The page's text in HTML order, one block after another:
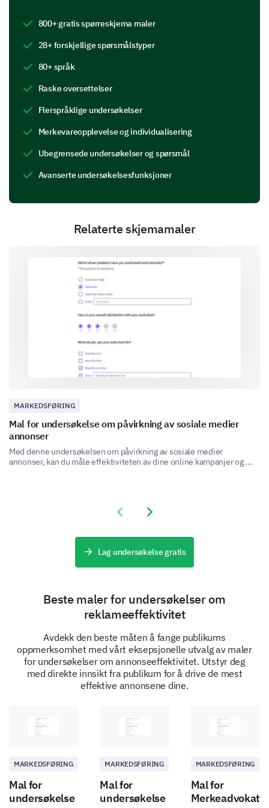
advertisement.
The advertisement was engaging
The advertisement was informative
What emotions did the advertisement evoke in
Happiness
Excitement
Curiosity
Indifference
Confusion
Impact on the Future Intentions
Delve into how our recent advertisement may have
After viewing the advertisement, how likely are
Please explain why you selected the above
Demographic Information
particulars about you.
Female Male
800+ gratis spørreskjema maler
28+ forskjellige spørsmålstyper
80+ språk
Raske oversettelser
Flerspråklige undersøkelser
Merkevareopplevelse og individualisering
Ubegrensede undersøkelser og spørsmål
Avanserte undersøkelsesfunksjoner
Relaterte skjemamaler
MARKEDSFØRING
Mal for undersøkelse om påvirkning av sosiale medier
annonser
Med denne undersøkelsen om påvirkning av sosiale medier
annonser, kan du måle effektiviteten av dine online kampanjer og ...
Previous slide
Next slide
Lag undersøkelse gratis
Beste maler for undersøkelser om
reklameeffektivitet
Avdekk den beste måten å fange publikums
oppmerksomhet med vårt eksepsjonelle utvalg av maler
for undersøkelser om annonseeffektivitet. Utstyr deg
med direkte innsikt fra publikum for å drive de mest
effektive annonsene dine.
MARKEDSFØRING
Mal for
undersøkelse
MARKEDSFØRING
Mal for
undersøkelse
MARKEDSFØRING
Mal for